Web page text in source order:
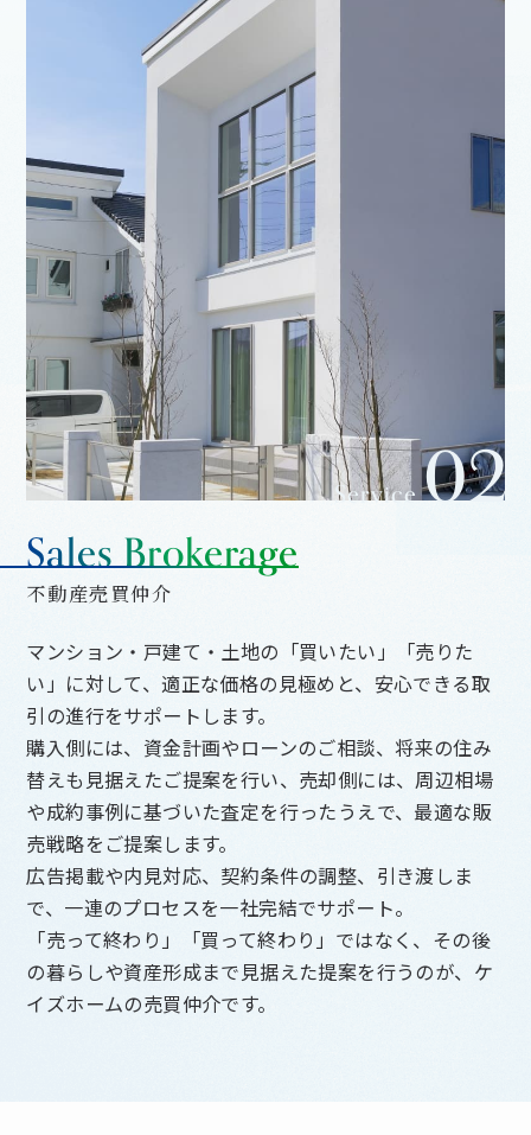
Service.02
Sales Brokerage
不動産売買仲介
マンション・戸建て・土地の「買いたい」「売りた
い」に対して、適正な価格の見極めと、安心できる取
引の進行をサポートします。
購入側には、資金計画やローンのご相談、将来の住み
替えも見据えたご提案を行い、売却側には、周辺相場
や成約事例に基づいた査定を行ったうえで、最適な販
売戦略をご提案します。
広告掲載や内見対応、契約条件の調整、引き渡しま
で、一連のプロセスを一社完結でサポート。
「売って終わり」「買って終わり」ではなく、その後
の暮らしや資産形成まで見据えた提案を行うのが、ケ
イズホームの売買仲介です。